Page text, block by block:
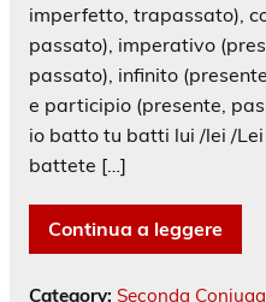
imperfetto, trapassato),
passato), imperativo
passato), infinito
e participio (presente,
io batto tu batti lui /lei /
battete […]
Continua a leggere
Category: Seconda